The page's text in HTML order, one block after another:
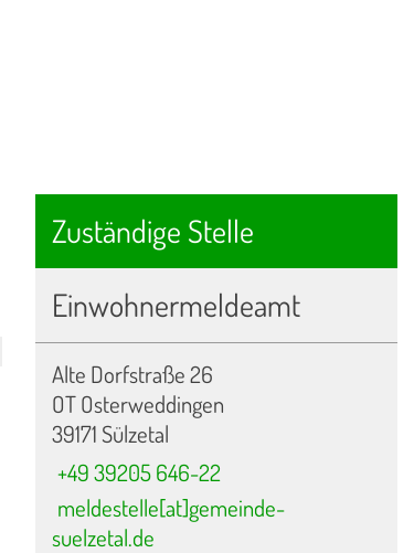
Zuständige Stelle
Einwohnermeldeamt
Alte Dorfstraße 26
OT Osterweddingen
39171 Sülzetal
+49 39205 646-22
meldestelle[at]gemeinde-
suelzetal.de